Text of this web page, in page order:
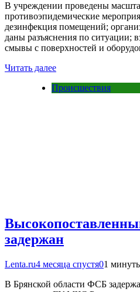
В учреждении проведены
противоэпидемические
дезинфекция помещений;
даны разъяснения по ситуации;
смывы с поверхностей и
Читать далее
Происшествия
задержан
Lenta.ru4 месяца спустя01
В Брянской области ФСБ